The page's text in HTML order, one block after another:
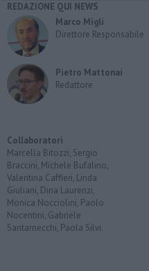
REDAZIONE QUI NEWS
Marco Migli
Direttore Responsabile
Pietro Mattonai
Redattore
Collaboratori
Marcella Bitozzi, Sergio
Braccini, Michele Bufalino,
Valentina Caffieri, Linda
Giuliani, Dina Laurenzi,
Monica Nocciolini, Paolo
Nocentini, Gabriele
Santarnecchi, Paola Silvi.